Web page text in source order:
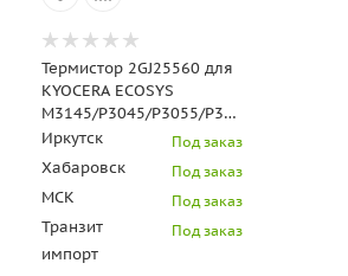
Термистор 2GJ25560 для
KYOCERA ECOSYS
M3145/P3045/P3055/P3145/FS-
4100 (CET), CET8078
Иркутск Под заказ
Хабаровск Под заказ
МСК Под заказ
Транзит
импорт
Под заказ